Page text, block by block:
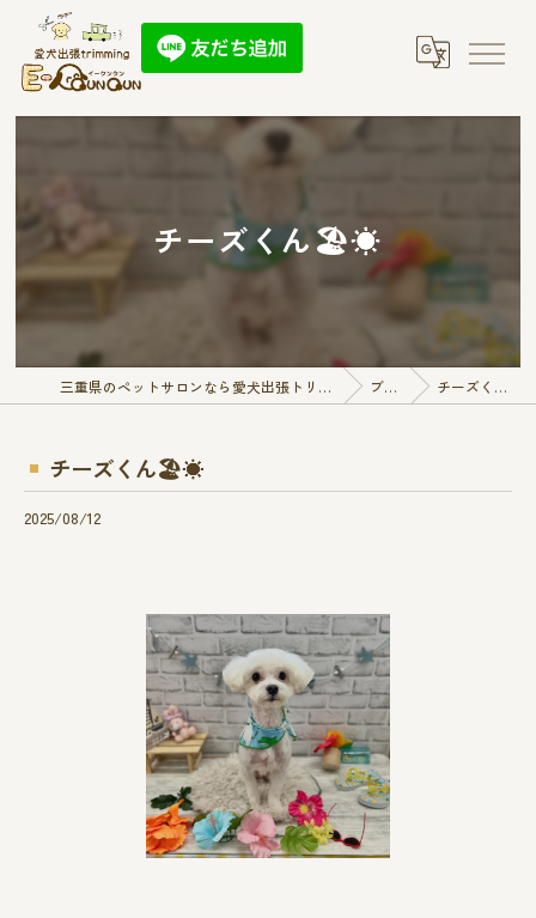
チーズくん🏖☀️
三重県のペットサロンなら愛犬出張トリミング E-QunQun ブログ チーズくん🏖☀️
チーズくん🏖☀️
2025/08/12